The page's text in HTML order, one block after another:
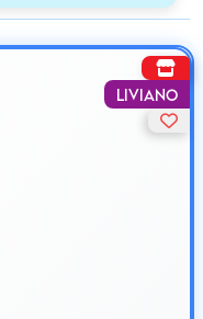
Liviano